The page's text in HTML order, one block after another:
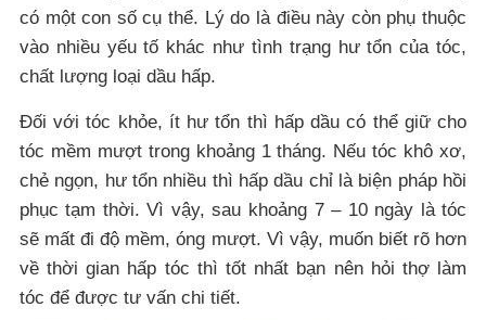
có một con số cụ thể. Lý do là điều này còn phụ thuộc
vào nhiều yếu tố khác như tình trạng hư tổn của tóc,
chất lượng loại dầu hấp.
Đối với tóc khỏe, ít hư tổn thì hấp dầu có thể giữ cho
tóc mềm mượt trong khoảng 1 tháng. Nếu tóc khô xơ,
chẻ ngọn, hư tổn nhiều thì hấp dầu chỉ là biện pháp hồi
phục tạm thời. Vì vậy, sau khoảng 7 – 10 ngày là tóc
sẽ mất đi độ mềm, óng mượt. Vì vậy, muốn biết rõ hơn
về thời gian hấp tóc thì tốt nhất bạn nên hỏi thợ làm
tóc để được tư vấn chi tiết.